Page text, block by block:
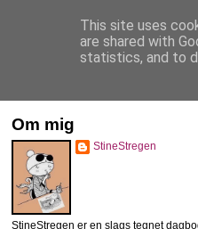
Om mig
StineStregen
StineStregen er en slags tegnet
This site uses
are shared with
statistics, and to